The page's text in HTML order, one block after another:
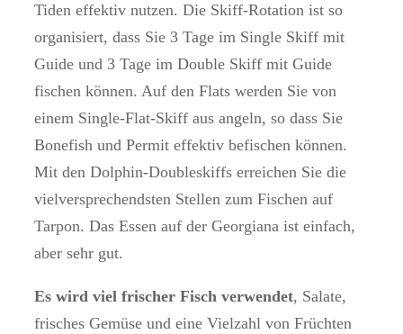
Tiden effektiv nutzen. Die Skiff-Rotation ist so
organisiert, dass Sie 3 Tage im Single Skiff mit
Guide und 3 Tage im Double Skiff mit Guide
fischen können. Auf den Flats werden Sie von
einem Single-Flat-Skiff aus angeln, so dass Sie
Bonefish und Permit effektiv befischen können.
Mit den Dolphin-Doubleskiffs erreichen Sie die
vielversprechendsten Stellen zum Fischen auf
Tarpon. Das Essen auf der Georgiana ist einfach,
aber sehr gut.
Es wird viel frischer Fisch verwendet, Salate,
frisches Gemüse und eine Vielzahl von Früchten